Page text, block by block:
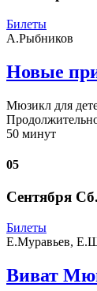
Билеты
А.Рыбников
Новые
Мюзикл для
50 минут
05
Сентября
Билеты
Е.Муравьев,
Виват